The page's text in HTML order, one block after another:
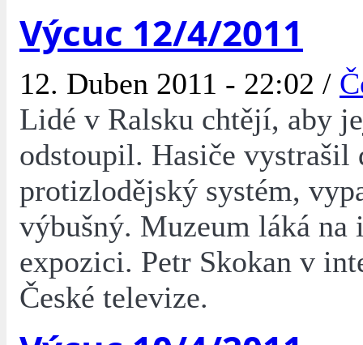
Výcuc 12/4/2011
12. Duben 2011 - 22:02 /
Lidé v Ralsku chtějí, aby
odstoupil. Hasiče vystrašil
protizlodějský systém,
výbušný. Muzeum láká
expozici. Petr Skokan v
České televize.